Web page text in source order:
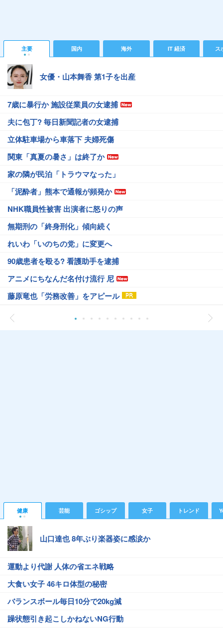
主要 国内 海外 IT 経済 ス
女優・山本舞香 第1子を出産
7歳に暴行か 施設従業員の女逮捕
夫に包丁? 毎日新聞記者の女逮捕
立体駐車場から車落下 夫婦死傷
関東「真夏の暑さ」は終了か
家の隣が民泊「トラウマなった」
「泥酔者」熊本で通報が頻発か
NHK職員性被害 出演者に怒りの声
無期刑の「終身刑化」傾向続く
れいわ「いのちの党」に変更へ
90歳患者を殴る? 看護助手を逮捕
アニメにちなんだ名付け流行 尼
藤原竜也「労務改善」をアピール
健康 芸能 ゴシップ 女子 トレンド
山口達也 8年ぶり楽器姿に感涙か
運動より代謝 人体の省エネ戦略
大食い女子 46キロ体型の秘密
バランスボール毎日10分で20kg減
躁状態引き起こしかねないNG行動